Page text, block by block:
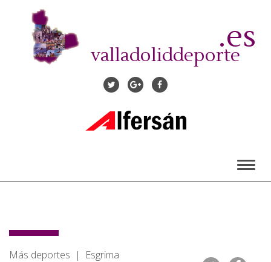
contenido
valladoliddeporte
.es
Más deportes | Esgrima